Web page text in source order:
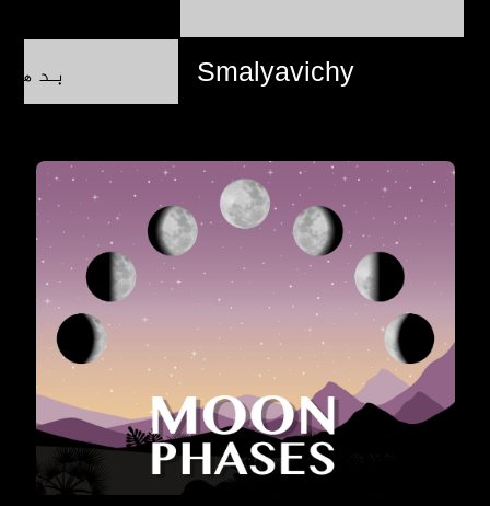
Smalyavichy بدھ, 12 اگست @ 13:37:37